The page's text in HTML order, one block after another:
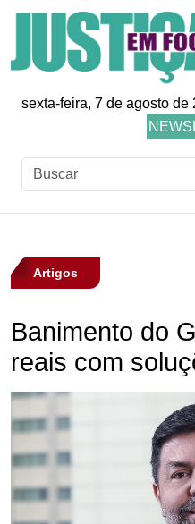
sexta-feira, 7 de agosto de
Artigos
Banimento do
reais com